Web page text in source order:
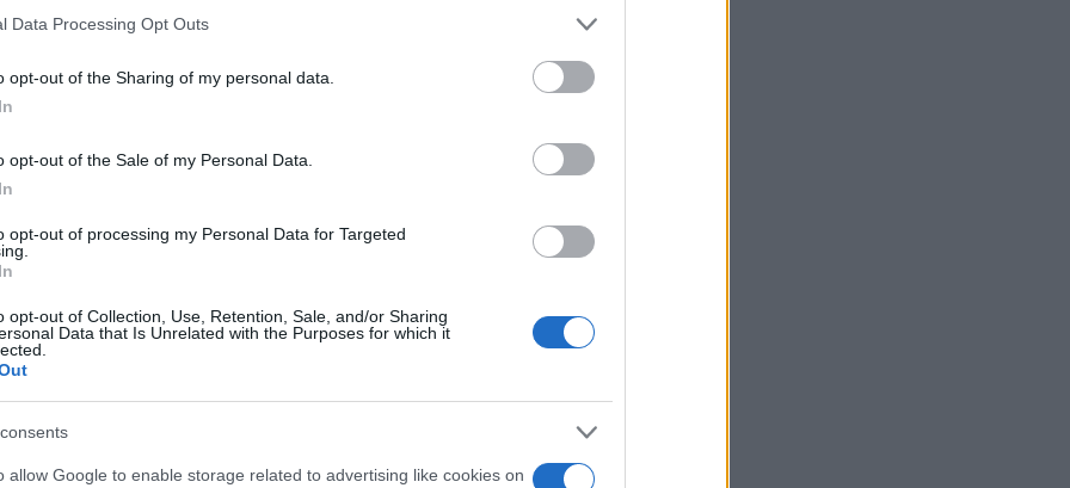
Data Processing Opt Outs
opt-out of the Sharing of my personal data.
opt-out of the Sale of my Personal Data.
opt-out of processing my Personal Data for Targeted
opt-out of Collection, Use, Retention, Sale, and/or Sharing
Data that Is Unrelated with the Purposes for which it
allow Google to enable storage related to advertising like cookies on
tylko 50,2 procent.
oznacza więc większe ryzyko
dodatkowo obciążają ten wynik
z budową zaufania na rynku